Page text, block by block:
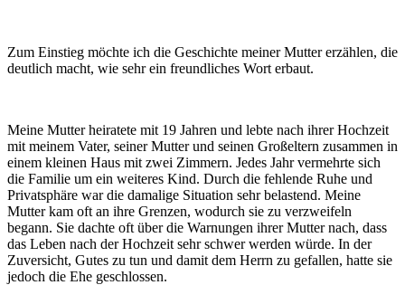
Zum Einstieg möchte ich die Geschichte meiner Mutter erzählen, die
deutlich macht, wie sehr ein freundliches Wort erbaut.
Meine Mutter heiratete mit 19 Jahren und lebte nach ihrer Hochzeit
mit meinem Vater, seiner Mutter und seinen Großeltern zusammen in
einem kleinen Haus mit zwei Zimmern. Jedes Jahr vermehrte sich
die Familie um ein weiteres Kind. Durch die fehlende Ruhe und
Privatsphäre war die damalige Situation sehr belastend. Meine
Mutter kam oft an ihre Grenzen, wodurch sie zu verzweifeln
begann. Sie dachte oft über die Warnungen ihrer Mutter nach, dass
das Leben nach der Hochzeit sehr schwer werden würde. In der
Zuversicht, Gutes zu tun und damit dem Herrn zu gefallen, hatte sie
jedoch die Ehe geschlossen.